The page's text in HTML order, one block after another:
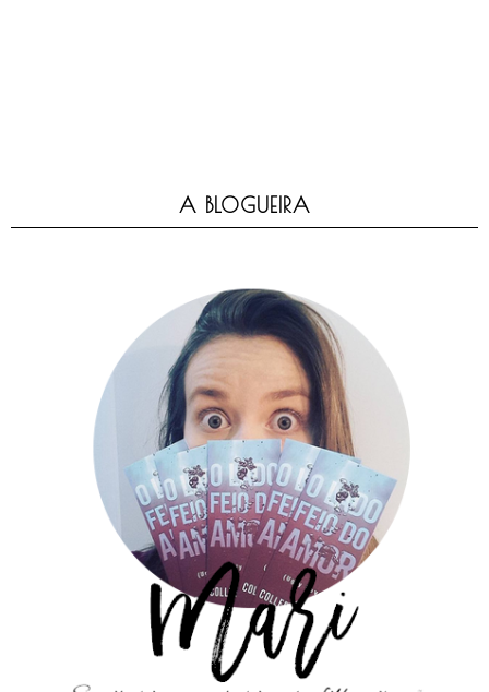
A BLOGUEIRA